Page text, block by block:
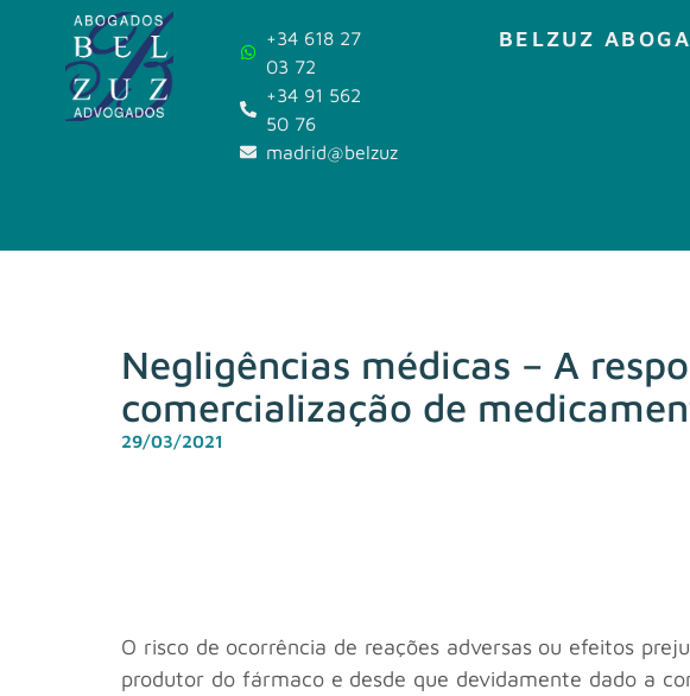
+34 618 27
03 72
+34 91 562
50 76
madrid@belzuz.com
BELZUZ
Negligências médicas – A
comercialização de
29/03/2021
O risco de ocorrência de reações adversas ou efeitos
produtor do fármaco e desde que devidamente dado a